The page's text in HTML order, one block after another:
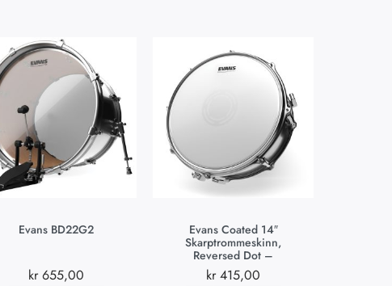
Evans BD22G2
kr655,00
Evans Coated 14″
Skarptrommeskinn,
Reversed Dot –
B14UV1RD.
kr415,00